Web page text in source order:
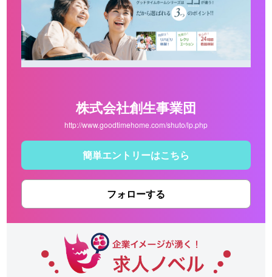
株式会社創生事業団
http://www.goodtimehome.com/shuto/lp.php
簡単エントリーはこちら
フォローする